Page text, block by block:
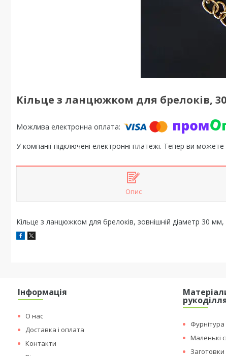
Кільце з ланцюжком для брелоків,
У компанії підключені електронні платежі. Тепер ви
Опис
Кільце з ланцюжком для брелоків, зовнішній діаметр 30 мм,
Інформація
О нас
Доставка і оплата
Контакти
Фурнітура
Маленькі
Заготовки